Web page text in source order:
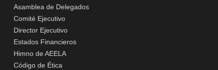
Asamblea de Delegados
Comité Ejecutivo
Director Ejecutivo
Estados Financieros
Himno de AEELA
Código de Ética